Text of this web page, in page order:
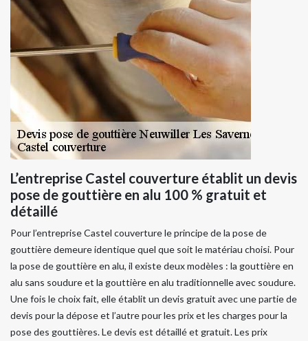
L’entreprise Castel couverture établit un devis
pose de gouttière en alu 100 % gratuit et
détaillé
Pour l’entreprise Castel couverture le principe de la pose de
gouttière demeure identique quel que soit le matériau choisi. Pour
la pose de gouttière en alu, il existe deux modèles : la gouttière en
alu sans soudure et la gouttière en alu traditionnelle avec soudure.
Une fois le choix fait, elle établit un devis gratuit avec une partie de
devis pour la dépose et l’autre pour les prix et les charges pour la
pose des gouttières. Le devis est détaillé et gratuit. Les prix